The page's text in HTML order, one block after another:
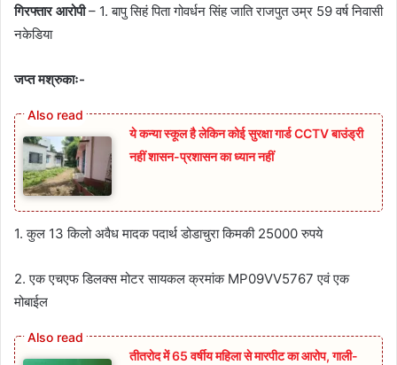
गिरफ्तार आरोपी– 1. बापु सिहं पिता गोवर्धन सिंह जाति राजपुत उम्र 59 वर्ष निवासी
नकेडिया
जप्त मश्रुकाः-
ये कन्या स्कूल है लेकिन कोई सुरक्षा गार्ड CCTV बाउंड्री
नहीं शासन-प्रशासन का ध्यान नहीं
1. कुल 13 किलो अवैध मादक पदार्थ डोडाचुरा किमकी 25000 रुपये
2. एक एचएफ डिलक्स मोटर सायकल क्रमांक MP09VV5767 एवं एक
मोबाईल
तीतरोद में 65 वर्षीय महिला से मारपीट का आरोप, गाली-